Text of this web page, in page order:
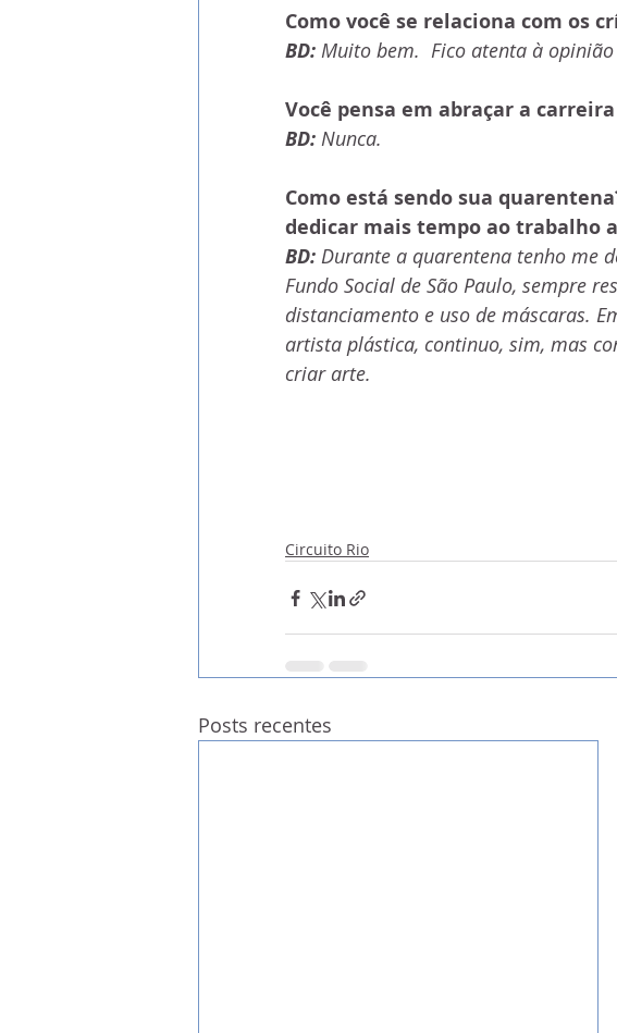
Como você se relaciona com os
BD: Muito bem.  Fico atenta à
Você pensa em abraçar a
BD: Nunca.
Como está sendo sua
dedicar mais tempo ao trabalho
BD: Durante a quarentena tenho me
Fundo Social de São Paulo, sempre
distanciamento e uso de máscaras.
artista plástica, continuo, sim, mas
criar arte.
Circuito Rio
Posts recentes